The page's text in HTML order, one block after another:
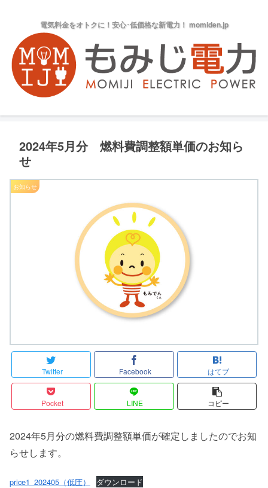
電気料金をオトクに！安心･低価格な新電力！ momiden.jp
2024年5月分 燃料費調整額単価のお知ら
せ
お知らせ
Twitter Facebook はてブ
Pocket LINE コピー
2024年5月分の燃料費調整額単価が確定しましたのでお知
らせします。
price1_202405（低圧） ダウンロード